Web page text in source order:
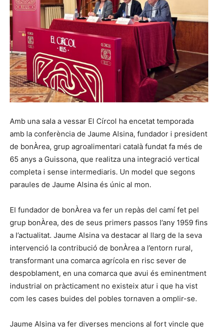
Amb una sala a vessar El Círcol ha encetat temporada
amb la conferència de Jaume Alsina, fundador i president
de bonÀrea, grup agroalimentari català fundat fa més de
65 anys a Guissona, que realitza una integració vertical
completa i sense intermediaris. Un model que segons
paraules de Jaume Alsina és únic al mon.
El fundador de bonÀrea va fer un repàs del camí fet pel
grup bonÀrea, des de seus primers passos l’any 1959 fins
a l’actualitat. Jaume Alsina va destacar al llarg de la seva
intervenció la contribució de bonÀrea a l’entorn rural,
transformant una comarca agrícola en risc sever de
despoblament, en una comarca que avui és eminentment
industrial on pràcticament no existeix atur i que ha vist
com les cases buides del pobles tornaven a omplir-se.
Jaume Alsina va fer diverses mencions al fort vincle que